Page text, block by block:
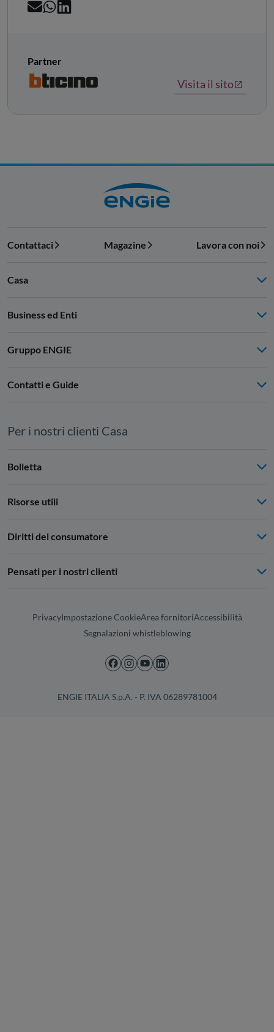
Partner
Visita il sito
Contattaci Magazine Lavora con noi
Casa
Business ed Enti
Gruppo ENGIE
Contatti e Guide
Per i nostri clienti Casa
Bolletta
Risorse utili
Diritti del consumatore
Pensati per i nostri clienti
PrivacyImpostazione CookieArea fornitoriAccessibilità
Segnalazioni whistleblowing
ENGIE ITALIA S.p.A. - P. IVA 06289781004